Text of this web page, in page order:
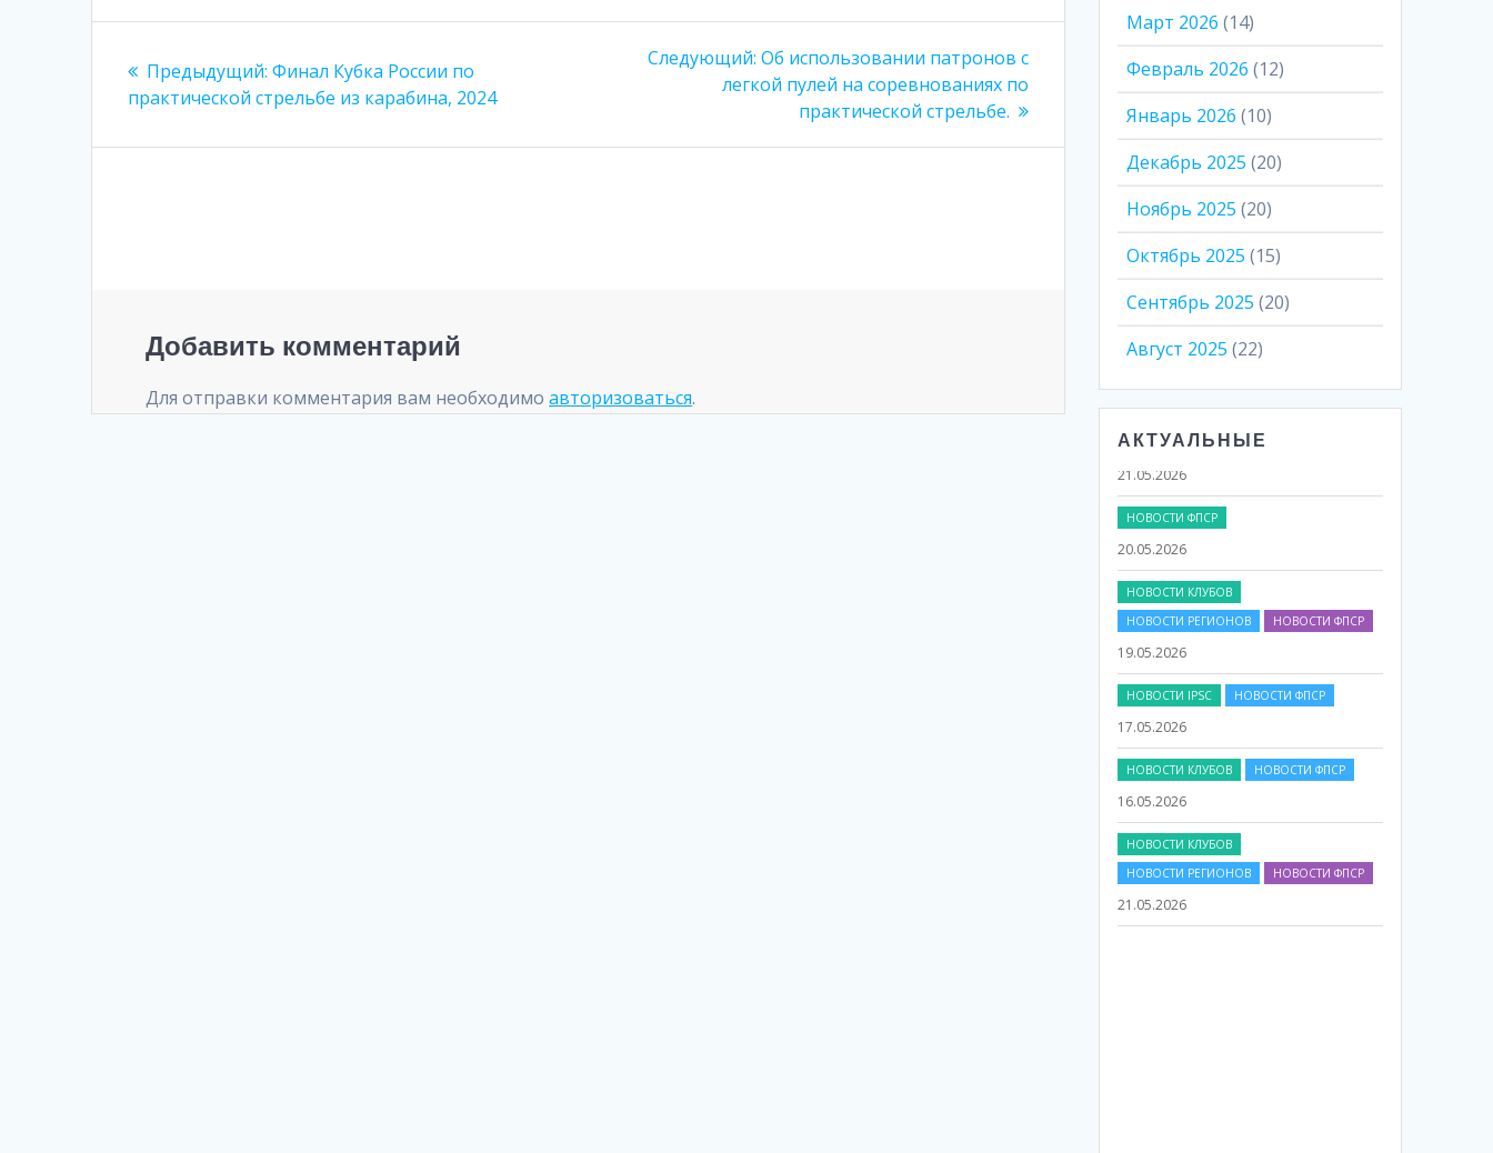
по
записям
Предыдущий: Предыдущая
запись:
Финал Кубка России по
практической стрельбе из карабина, 2024
Следующий: Следующая
запись:
Об использовании патронов с
легкой пулей на соревнованиях по
практической стрельбе.
Добавить комментарий
Для отправки комментария вам необходимоавторизоваться.
Март 2026 (14)
Февраль 2026 (12)
Январь 2026 (10)
Декабрь 2025 (20)
Ноябрь 2025 (20)
Октябрь 2025 (15)
Сентябрь 2025 (20)
Август 2025 (22)
АКТУАЛЬНЫЕ
НОВОСТИ КЛУБОВ
21.05.2026
НОВОСТИ ФПСР
20.05.2026
НОВОСТИ КЛУБОВ
НОВОСТИ РЕГИОНОВ
19.05.2026
НОВОСТИ IPSC НОВОСТИ ФПСР
17.05.2026
НОВОСТИ КЛУБОВ НОВОСТИ ФПСР
16.05.2026
НОВОСТИ КЛУБОВ
НОВОСТИ РЕГИОНОВ
21.05.2026